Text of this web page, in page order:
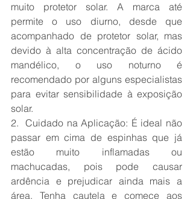
muito protetor solar. A marca até
permite o uso diurno, desde que
acompanhado de protetor solar, mas
devido à alta concentração de ácido
mandélico, o uso noturno é
recomendado por alguns especialistas
para evitar sensibilidade à exposição
solar.
2.  Cuidado na Aplicação: É ideal não
passar em cima de espinhas que já
estão muito inflamadas ou
machucadas, pois pode causar
ardência e prejudicar ainda mais a
área. Tenha cautela e comece aos